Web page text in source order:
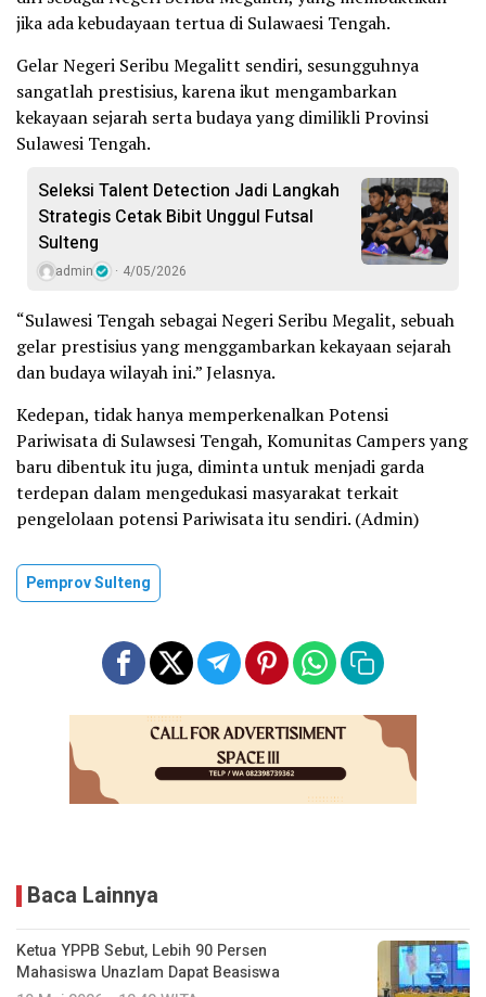
jika ada kebudayaan tertua di Sulawaesi Tengah.
Gelar Negeri Seribu Megalitt sendiri, sesungguhnya
sangatlah prestisius, karena ikut mengambarkan
kekayaan sejarah serta budaya yang dimilikli Provinsi
Sulawesi Tengah.
Seleksi Talent Detection Jadi Langkah
Strategis Cetak Bibit Unggul Futsal
Sulteng
admin 4/05/2026
“Sulawesi Tengah sebagai Negeri Seribu Megalit, sebuah
gelar prestisius yang menggambarkan kekayaan sejarah
dan budaya wilayah ini.” Jelasnya.
Kedepan, tidak hanya memperkenalkan Potensi
Pariwisata di Sulawsesi Tengah, Komunitas Campers yang
baru dibentuk itu juga, diminta untuk menjadi garda
terdepan dalam mengedukasi masyarakat terkait
pengelolaan potensi Pariwisata itu sendiri. (Admin)
Pemprov Sulteng
Baca Lainnya
Ketua YPPB Sebut, Lebih 90 Persen
Mahasiswa Unazlam Dapat Beasiswa